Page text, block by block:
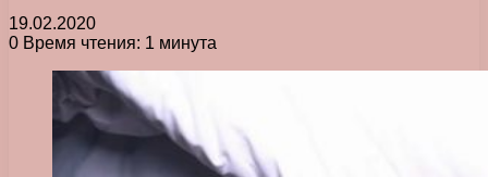
19.02.2020
0 Время чтения: 1 минута